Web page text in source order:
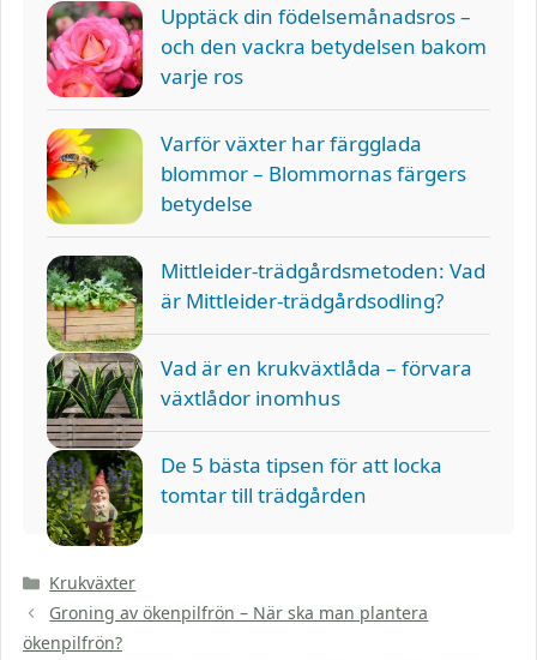
Upptäck din födelsemånadsros –
och den vackra betydelsen bakom
varje ros
Varför växter har färgglada
blommor – Blommornas färgers
betydelse
Mittleider-trädgårdsmetoden: Vad
är Mittleider-trädgårdsodling?
Vad är en krukväxtlåda – förvara
växtlådor inomhus
De 5 bästa tipsen för att locka
tomtar till trädgården
Kategorier
Krukväxter
Groning av ökenpilfrön – När ska man plantera
ökenpilfrön?